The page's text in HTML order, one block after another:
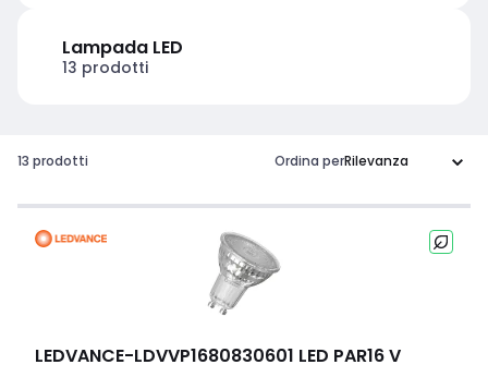
Lampada LED
13 prodotti
13 prodotti Ordina per
LEDVANCE-LDVVP1680830601 LED PAR16 V